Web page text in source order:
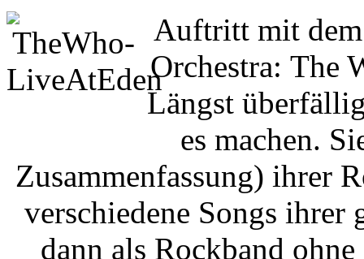
Auftritt mit
Orchestra: The
Längst
es machen.
Zusammenfassung) ihrer
verschiedene Songs ihrer
dann als Rockband